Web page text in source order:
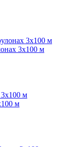
3х100 м
м